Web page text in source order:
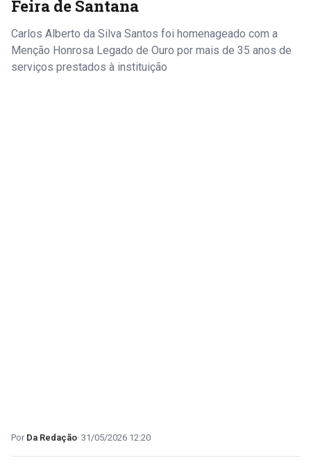
Feira de Santana
Carlos Alberto da Silva Santos foi homenageado com a
Menção Honrosa Legado de Ouro por mais de 35 anos de
serviços prestados à instituição
Da Redação 31/05/2026 12:20